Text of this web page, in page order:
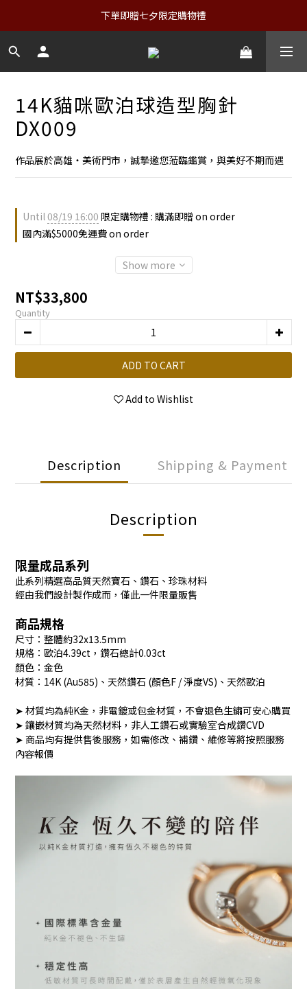
下單即贈七夕限定購物禮
14K貓咪歐泊球造型胸針
DX009
作品展於高雄・美術門市，誠摯邀您蒞臨鑑賞，與美好不期而遇
Until08/19 16:00 限定購物禮 : 購滿即贈 on order
國內滿$5000免運費 on order
Show more
NT$33,800
Quantity
ADD TO CART
Add to Wishlist
Description Shipping & Payment
Description
限量成品系列
此系列精選高品質天然寶石、鑽石、珍珠材料
經由我們設計製作成而，僅此一件限量販售
商品規格
尺寸：整體約32x13.5mm
規格：歐泊4.39ct，鑽石總計0.03ct
顏色：金色
材質：14K (Au585)、天然鑽石 (顏色F / 淨度VS)、天然歐泊
➤ 材質均為純K金，非電鍍或包金材質，不會退色生鏽可安心購買
➤ 鑲嵌材質均為天然材料，非人工鑽石或實驗室合成鑽CVD
➤ 商品均有提供售後服務，如需修改、補鑽、維修等將按照服務
內容報價